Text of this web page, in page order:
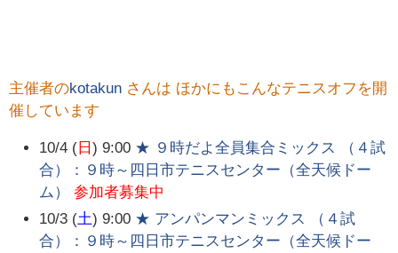
主催者のkotakun さんは ほかにもこんなテニスオフを開
催しています
10/4 ( 日) 9:00 ★ ９時だよ全員集合ミックス （４試
合）：９時～四日市テニスセンター（全天候ドー
ム）
参加者募集中
10/3 (土) 9:00 ★ アンパンマンミックス （４試
合）：９時～四日市テニスセンター（全天候ドー